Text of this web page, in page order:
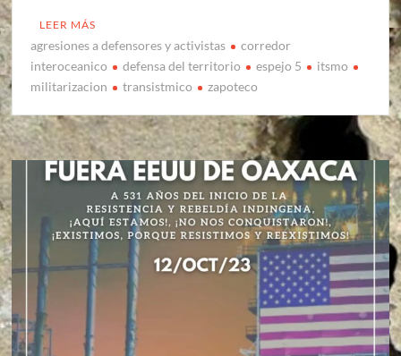
LEER MÁS
agresiones a defensores y activistas
corredor
interoceanico
defensa del territorio espejo 5
itsmo
militarizacion
transistmico zapoteco